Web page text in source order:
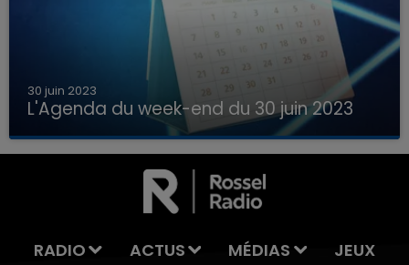
LA TEAM DE L'ÉTÉ
30 juin 2023
L'Agenda du week-end du 30 juin 2023
Que faire ce week-end dans les hauts-de-
France, la Marne et les Ardennes ?
RADIO ACTUS MÉDIAS JEUX